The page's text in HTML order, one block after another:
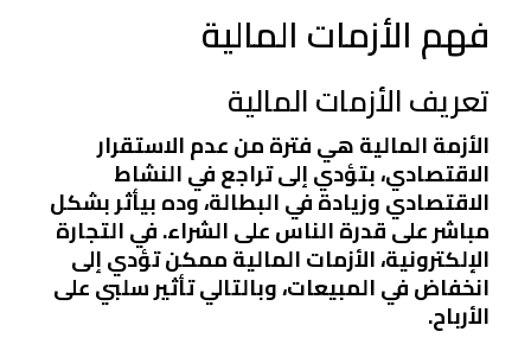
فهم الأزمات المالية
تعريف الأزمات المالية
الأزمة المالية هي فترة من عدم الاستقرار
الاقتصادي، بتؤدي إلى تراجع في النشاط
الاقتصادي وزيادة في البطالة، وده بيأثر بشكل
مباشر على قدرة الناس على الشراء. في التجارة
الإلكترونية، الأزمات المالية ممكن تؤدي إلى
انخفاض في المبيعات، وبالتالي تأثير سلبي على
الأرباح.